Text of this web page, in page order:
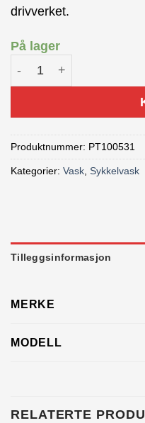
drivverket.
På lager
Park Tool Børste GCS-1
Produktnummer: PT100531
Kategorier: Vask Sykkelvask
Tilleggsinformasjon
MERKE
MODELL
RELATERTE